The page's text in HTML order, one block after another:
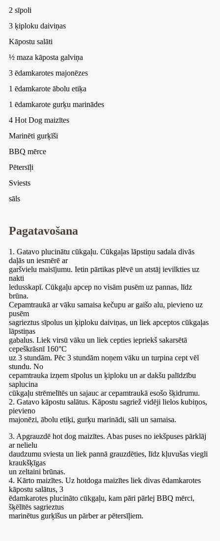
2 sīpoli
3 ķiploku daiviņas
Kāpostu salāti
½ maza kāposta galviņa
3 ēdamkarotes majonēzes
1 ēdamkarote ābolu etiķa
1 ēdamkarote gurķu marinādes
4 Hot Dog maizītes
Marinēti gurķīši
BBQ mērce
Pētersīļi
Sviests
sāls
Pagatavošana
1. Gatavo plucinātu cūkgaļu. Cūkgaļas lāpstiņu sadala divās
daļās un iesmērē ar
garšvielu maisījumu. Ietin pārtikas plēvē un atstāj ievilkties uz
nakti
ledusskapī. Cūkgaļu apcep no visām pusēm uz pannas, līdz
brūna.
Cepamtraukā ar vāku samaisa kečupu ar gaišo alu, pievieno uz
pusēm
sagrieztus sīpolus un ķiploku daiviņas, un liek apceptos cūkgaļas
lāpstiņas
gabalus. Liek virsū vāku un liek cepties iepriekš sakarsētā
cepeškrāsnī 160°C
uz 3 stundām. Pēc 3 stundām noņem vāku un turpina cept vēl
stundu. No
cepamtrauka izņem sīpolus un ķiploku un ar dakšu palīdzību
saplucina
cūkgaļu strēmelītēs un sajauc ar cepamtraukā esošo šķidrumu.
2. Gatavo kāpostu salātus. Kāpostu sagriež vidēji lielos kubiņos,
pievieno
majonēzi, ābolu etiķi, gurķu marinādi, sāli un samaisa.
3. Apgrauzdē hot dog maizītes. Abas puses no iekšpuses pārklāj
ar nelielu
daudzumu sviesta un liek pannā grauzdēties, līdz kļuvušas viegli
kraukšķīgas
un zeltaini brūnas.
4. Kārto maizītes. Uz hotdoga maizītes liek divas ēdamkarotes
kāpostu salātus, 3
ēdamkarotes plucināto cūkgaļu, kam pāri pārlej BBQ mērci,
šķēlītēs sagrieztus
marinētus gurķīšus un pārber ar pētersīļiem.